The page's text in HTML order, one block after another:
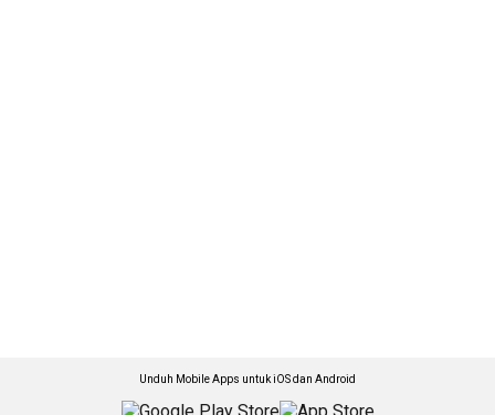
Unduh Mobile Apps untuk iOS dan Android